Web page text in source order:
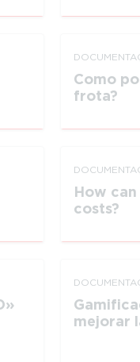
Como
frota?
How
costs?
mejorar